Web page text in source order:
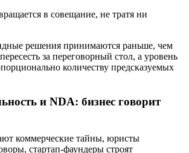
в совещание, не тратя ни
решения принимаются раньше, чем
за переговорный стол, а уровень
количеству предсказуемых
и NDA: бизнес говорит
коммерческие тайны, юристы
стартап-фаундеры строят